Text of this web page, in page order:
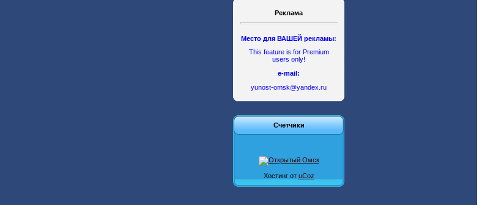
Реклама
Место для ВАШЕЙ рекламы:
This feature is for Premium
users only!
e-mail:
yunost-omsk@yandex.ru
Счетчики
Хостинг от uCoz